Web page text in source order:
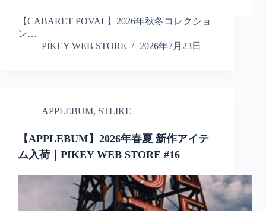
【CABARET POVAL】2026年秋冬コレクショ
ン…
PIKEY WEB STORE
2026年7月23日
APPLEBUM, STLIKE
【APPLEBUM】2026年春夏 新作アイテ
ム入荷｜PIKEY WEB STORE #16